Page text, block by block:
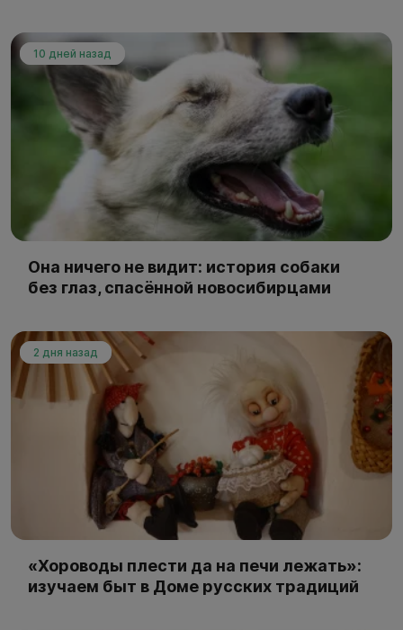
10 дней назад
Она ничего не видит: история собаки
без глаз, спасённой новосибирцами
2 дня назад
«Хороводы плести да на печи лежать»:
изучаем быт в Доме русских традиций